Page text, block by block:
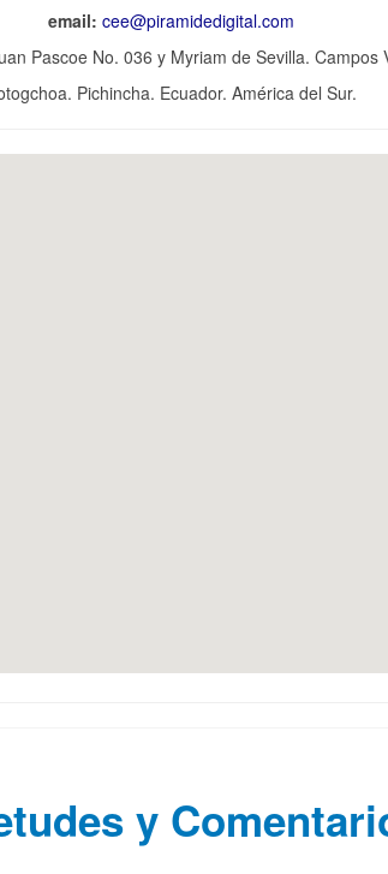
email: cee@piramidedigital.com
Pascoe No. 036 y Myriam de Sevilla. Campos
Pichincha. Ecuador. América del Sur.
y